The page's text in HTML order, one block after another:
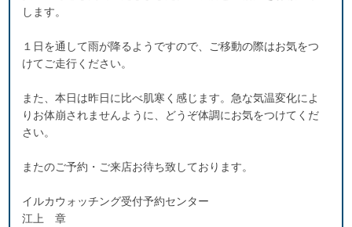
します。
１日を通して雨が降るようですので、ご移動の際はお気をつ
けてご走行ください。
また、本日は昨日に比べ肌寒く感じます。急な気温変化によ
りお体崩されませんように、どうぞ体調にお気をつけてくだ
さい。
またのご予約・ご来店お待ち致しております。
イルカウォッチング受付予約センター
江上 章